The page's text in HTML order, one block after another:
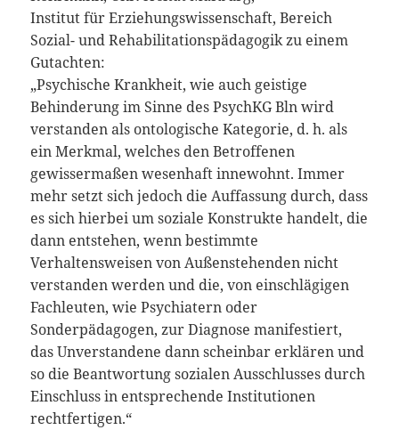
Institut für Erziehungswissenschaft, Bereich
Sozial- und Rehabilitationspädagogik zu einem
Gutachten:
„Psychische Krankheit, wie auch geistige
Behinderung im Sinne des PsychKG Bln wird
verstanden als ontologische Kategorie, d. h. als
ein Merkmal, welches den Betroffenen
gewissermaßen wesenhaft innewohnt. Immer
mehr setzt sich jedoch die Auffassung durch, dass
es sich hierbei um soziale Konstrukte handelt, die
dann entstehen, wenn bestimmte
Verhaltensweisen von Außenstehenden nicht
verstanden werden und die, von einschlägigen
Fachleuten, wie Psychiatern oder
Sonderpädagogen, zur Diagnose manifestiert,
das Unverstandene dann scheinbar erklären und
so die Beantwortung sozialen Ausschlusses durch
Einschluss in entsprechende Institutionen
rechtfertigen.“